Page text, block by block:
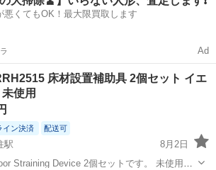
務...
悪くてもOK！最大限買取します
Ad
床材設置補助具 2個セット イエ
未使用
イン決済 配送可
駅
8月2日
Straining Device 2個セットです。 未使用品